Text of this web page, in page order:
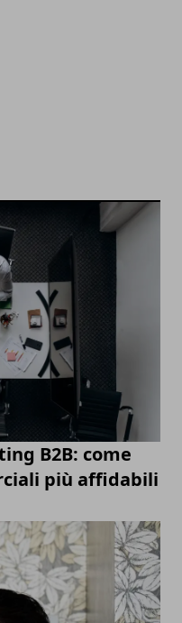
B2B: come
più affidabili